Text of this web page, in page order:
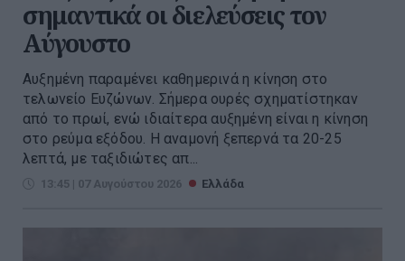
σημαντικά οι διελεύσεις τον
Αύγουστο
Αυξημένη παραμένει καθημερινά η κίνηση στο
τελωνείο Ευζώνων. Σήμερα ουρές σχηματίστηκαν
από το πρωί, ενώ ιδιαίτερα αυξημένη είναι η κίνηση
στο ρεύμα εξόδου. Η αναμονή ξεπερνά τα 20-25
λεπτά, με ταξιδιώτες απ...
13:45 | 07 Αυγούστου 2026 Ελλάδα